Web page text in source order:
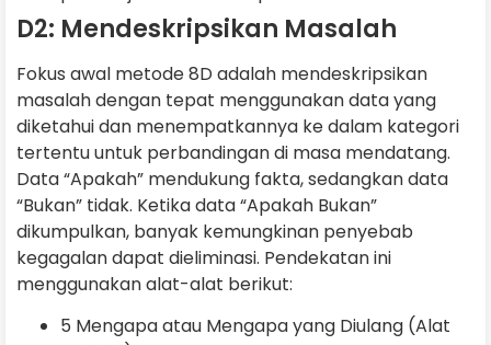
D2: Mendeskripsikan Masalah
Fokus awal metode 8D adalah mendeskripsikan
masalah dengan tepat menggunakan data yang
diketahui dan menempatkannya ke dalam kategori
tertentu untuk perbandingan di masa mendatang.
Data “Apakah” mendukung fakta, sedangkan data
“Bukan” tidak. Ketika data “Apakah Bukan”
dikumpulkan, banyak kemungkinan penyebab
kegagalan dapat dieliminasi. Pendekatan ini
menggunakan alat-alat berikut:
5 Mengapa atau Mengapa yang Diulang (Alat